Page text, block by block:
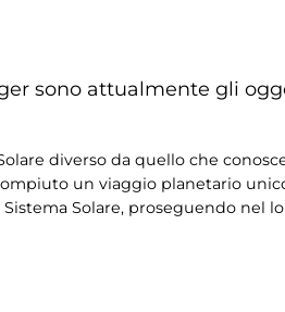
sono attualmente gli
diverso da quello che
un viaggio planetario
Solare, proseguendo nel